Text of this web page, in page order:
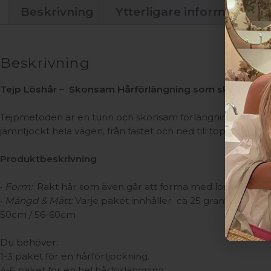
Beskrivning Ytterligare information
Beskrivning
Tejp Löshår – Skonsam Hårförlängning som skyddar
Tejpmetoden är en tunn och skonsam förlängning som
jämntjockt hela vägen, från fästet och ned till topparna.
Produktbeskrivning
• Form:Rakt hår som även går att forma med lock- eller
• Mängd & Mått:Varje paket innhåller ca 25 gram löshår
50cm / 56-60cm
Du behöver:
1-3 paket för en hårförtjockning.